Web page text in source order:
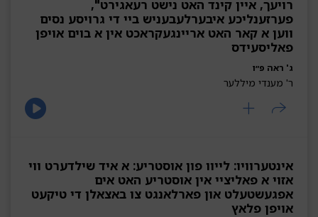
רויעך, איין קינד האט נישט רעאגירט",
פערזענליכע איבערלעבעניש ביי די גרויסע נסים
ווען א קאר האט אריינגעקראכט אין א בוים אויפן
פאליסעידס
ג' ראה פ״ו
ר' מענדי מיללער
אינטערוויו: לייוו פון אוסטריע: א איד שילדערט ווי
אזוי א פאליציי אין אוסטריע האט אים
אפגעשטעלט און פארלאנגט צו באצאלן די טיקעט
אויפן פלאץ